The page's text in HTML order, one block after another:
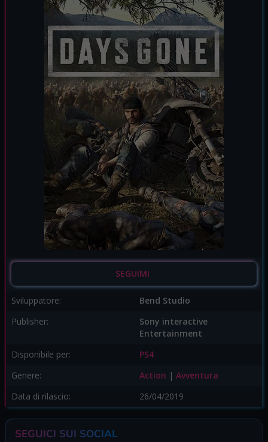
SEGUIMI
Sviluppatore:
Bend Studio
Publisher:
Sony interactive
Entertainment
Disponibile per:
PS4
Genere:
Action | Avventura
Data di rilascio:
26/04/2019
SEGUICI SUI SOCIAL